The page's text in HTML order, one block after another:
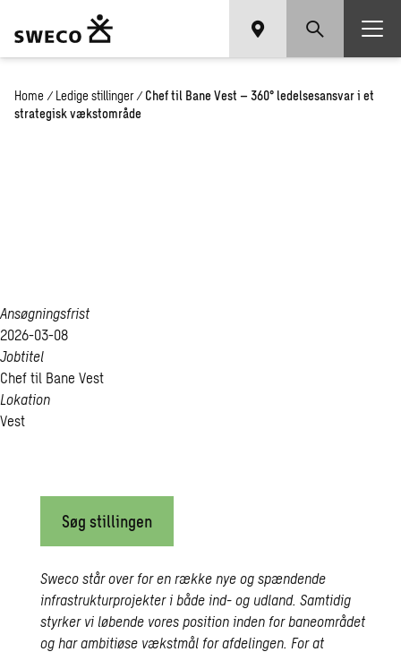
Home / Ledige stillinger / Chef til Bane Vest – 360° ledelsesansvar i et
strategisk vækstområde
Ansøgningsfrist
2026-03-08
Jobtitel
Chef til Bane Vest
Lokation
Vest
Søg stillingen
Sweco står over for en række nye og spændende
infrastrukturprojekter i både ind- og udland. Samtidig
styrker vi løbende vores position inden for baneområdet
og har ambitiøse vækstmål for afdelingen. For at